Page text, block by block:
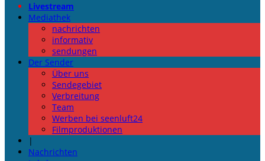
Livestream
Mediathek
nachrichten
informativ
sendungen
Der Sender
Über uns
Sendegebiet
Verbreitung
Team
Werben bei seenluft24
Filmproduktionen
|
Nachrichten